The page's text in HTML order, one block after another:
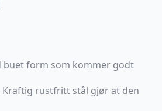
buet form som kommer godt
rustfritt stål gjør at den